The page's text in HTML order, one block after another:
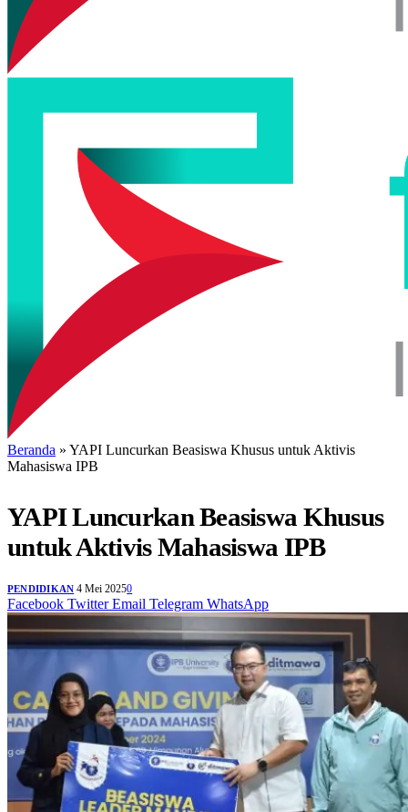
Beranda » YAPI Luncurkan Beasiswa Khusus untuk Aktivis
Mahasiswa IPB
YAPI Luncurkan Beasiswa Khusus
untuk Aktivis Mahasiswa IPB
PENDIDIKAN 4 Mei 20250
Facebook Twitter Email Telegram WhatsApp